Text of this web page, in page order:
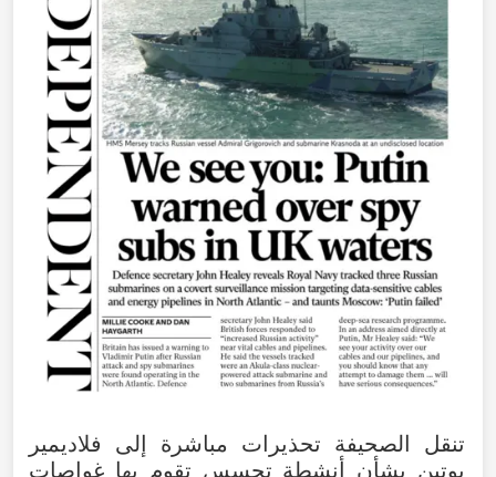
تنقل الصحيفة تحذيرات مباشرة إلى
فلاديمير
بوتين بشأن أنشطة تجسس تقوم بها غواصات